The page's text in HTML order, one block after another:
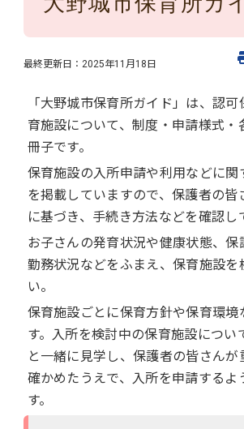
最終更新日： 2025年11月18日
「大野城市保育所ガイド」は、認
育施設について、制度・申請様式・
冊子です。
保育施設の入所申請や利用などに関
を掲載していますので、保護者の皆
に基づき、手続き方法などを確認し
お子さんの発育状況や健康状態、保
勤務状況などをふまえ、保育施設を
い。
保育施設ごとに保育方針や保育環境
す。入所を検討中の保育施設につい
と一緒に見学し、保護者の皆さんが
確かめたうえで、入所を申請するよ
す。